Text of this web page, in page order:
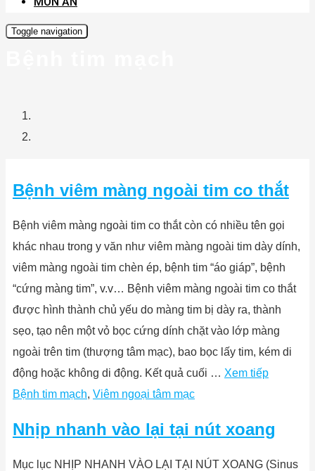
Toggle navigation
Bệnh viêm màng ngoài tim co thắt
Bệnh viêm màng ngoài tim co thắt còn có nhiều tên gọi
khác nhau trong y văn như viêm màng ngoài tim dày dính,
viêm màng ngoài tim chèn ép, bệnh tim “áo giáp”, bệnh
“cứng màng tim”, v.v… Bệnh viêm màng ngoài tim co thắt
được hình thành chủ yếu do màng tim bị dày ra, thành
sẹo, tạo nên một vỏ bọc cứng dính chặt vào lớp màng
ngoài trên tim (thượng tâm mạc), bao bọc lấy tim, kém di
động hoặc không di động. Kết quả cuối … Xem tiếp
Bệnh tim mạch, Viêm ngoại tâm mạc
Nhịp nhanh vào lại tại nút xoang
Mục lục NHỊP NHANH VÀO LẠI TẠI NÚT XOANG (Sinus